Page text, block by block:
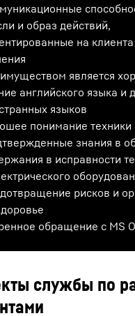
и образ действий,
на
является
английского языка и
языков
понимание техники
знания в
в исправности
рисков и
обращение с MS
службы по